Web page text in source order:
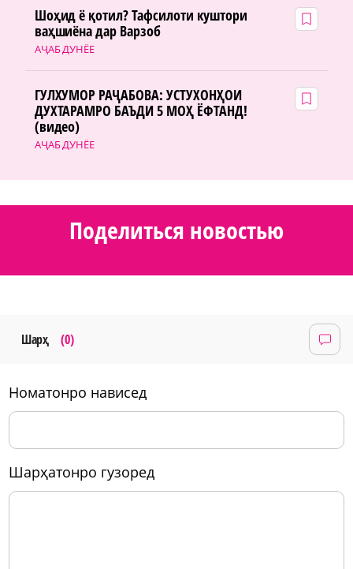
АҶАБ ДУНЁЕ
Шоҳид ё қотил? Тафсилоти куштори
ваҳшиёна дар Варзоб
АҶАБ ДУНЁЕ
ГУЛХУМОР РАҶАБОВА: УСТУХОНҲОИ
ДУХТАРАМРО БАЪДИ 5 МОҲ ЁФТАНД!
(видео)
Поделиться новостью
Шарҳ (0)
номатонро нависед
шарҳатонро гузоред